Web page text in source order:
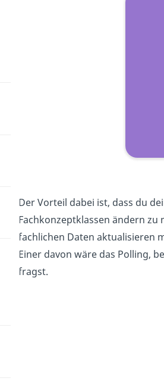
Der Vorteil dabei ist, dass du
Fachkonzeptklassen ändern zu
fachlichen Daten aktualisieren
Einer davon wäre das Polling,
fragst.